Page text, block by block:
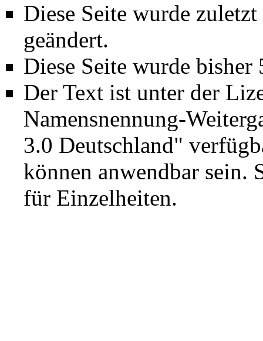
Diese Seite wurde
geändert.
Diese Seite wurde
Der Text ist unter der
Namensnennung-
3.0 Deutschland"
können anwendbar sein.
für Einzelheiten.